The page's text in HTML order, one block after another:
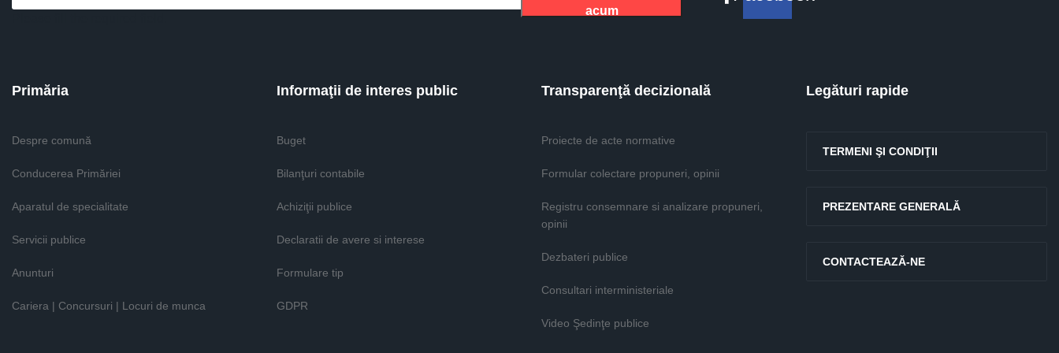
acum
Primăria
Despre comună
Conducerea Primăriei
Aparatul de specialitate
Servicii publice
Anunturi
Cariera | Concursuri | Locuri de munca
Informaţii de interes public
Buget
Bilanţuri contabile
Achiziţii publice
Declaratii de avere si interese
Formulare tip
GDPR
Transparenţă decizională
Proiecte de acte normative
Formular colectare propuneri, opinii
Registru consemnare si analizare propuneri,
opinii
Dezbateri publice
Consultari interministeriale
Video Şedinţe publice
Legături rapide
TERMENI ŞI CONDIŢII
PREZENTARE GENERALĂ
CONTACTEAZĂ-NE